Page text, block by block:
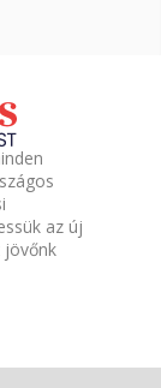
az új
jövőnk